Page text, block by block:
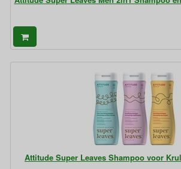
Attitude Super Leaves Shampoo voor